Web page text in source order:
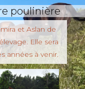
poulinière
et Aslan de
Elle sera
années à venir.